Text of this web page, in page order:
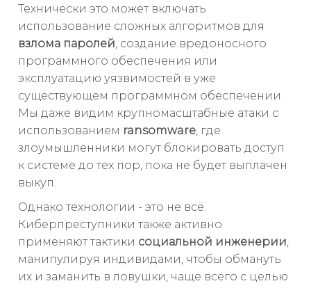
Технически это может включать
использование сложных алгоритмов для
взлома паролей , создание вредоносного
программного обеспечения или
эксплуатацию уязвимостей в уже
существующем программном обеспечении.
Мы даже видим крупномасштабные атаки с
использованием ransomware , где
злоумышленники могут блокировать доступ
к системе до тех пор, пока не будет выплачен
выкуп.
Однако технологии - это не всё.
Киберпреступники также активно
применяют тактики социальной инженерии
манипулируя индивидами, чтобы обмануть
их и заманить в ловушки, чаще всего с целью